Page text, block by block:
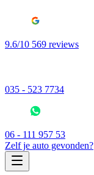
9.6/10 569 reviews
035 - 523 7734
06 - 111 957 53
Zelf je auto gevonden?